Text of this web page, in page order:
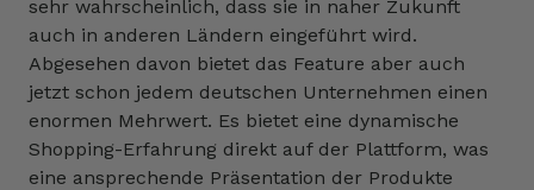
sehr wahrscheinlich, dass sie in naher Zukunft
auch in anderen Ländern eingeführt wird.
Abgesehen davon bietet das Feature aber auch
jetzt schon jedem deutschen Unternehmen einen
enormen Mehrwert. Es bietet eine dynamische
Shopping-Erfahrung direkt auf der Plattform, was
eine ansprechende Präsentation der Produkte